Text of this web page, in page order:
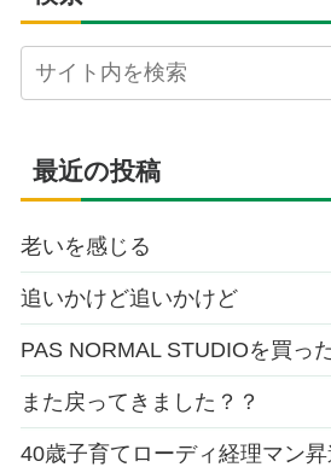
最近の投稿
老いを感じる
追いかけど追いかけど
PAS NORMAL STUDIOを買っ
また戻ってきました？？
40歳子育てローディ経理マン昇